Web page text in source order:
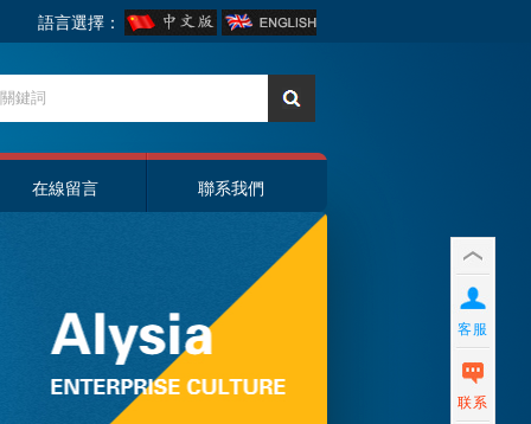
語言選擇：
在線留言 聯系我們
客服
联系